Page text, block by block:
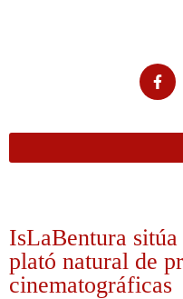
IsLaBentura
plató natural de
cinematográficas